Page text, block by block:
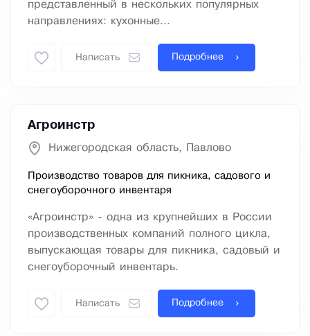
представленный в нескольких популярных
направлениях: кухонные...
Написать Подробнее
Агроинстр
Нижегородская область, Павлово
Производство товаров для пикника, садового и
снегоуборочного инвентаря
«Агроинстр» - одна из крупнейших в России
производственных компаний полного цикла,
выпускающая товары для пикника, садовый и
снегоуборочный инвентарь.
Написать Подробнее